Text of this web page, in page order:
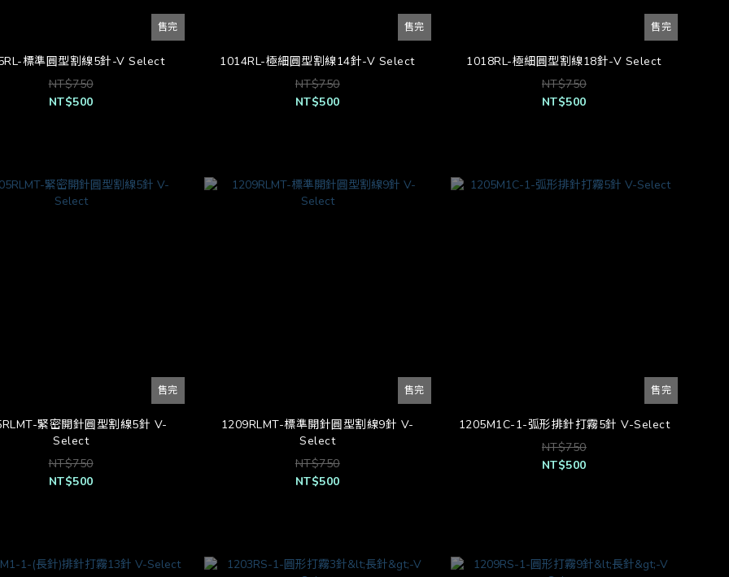
售完
標準圓型割線5針-V Select
NT$750
NT$500
售完
1014RL-極細圓型割線14針-V Select
NT$750
NT$500
售完
1018RL-極細圓型割線18針-V Select
NT$750
NT$500
售完
緊密開針圓型割線5針 V-
Select
NT$750
NT$500
售完
1209RLMT-標準開針圓型割線9針 V-
Select
NT$750
NT$500
售完
1205M1C-1-弧形排針打霧5針 V-Select
NT$750
NT$500